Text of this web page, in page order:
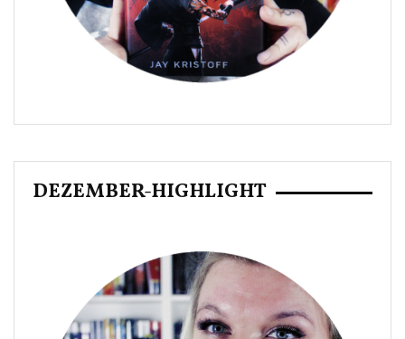
DEZEMBER-HIGHLIGHT